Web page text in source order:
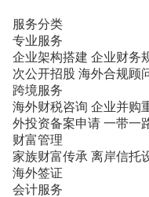
服务分类
专业服务
企业架构搭建 企业财务
次公开招股 海外合规顾
跨境服务
海外财税咨询 企业并购
外投资备案申请 一带一
财富管理
家族财富传承 离岸信托
海外签证
会计服务